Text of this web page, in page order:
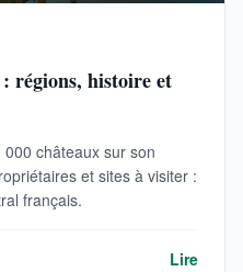
régions, histoire et
châteaux sur son
et sites à visiter :
français.
Lire